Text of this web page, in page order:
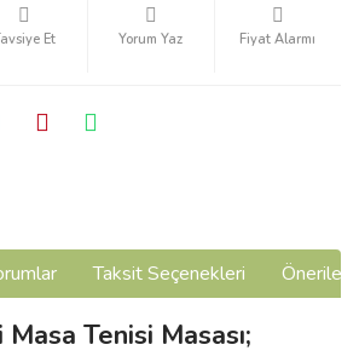
Et Yorum Yaz Fiyat Alarmı
Taksit Seçenekleri
Tenisi Masası;